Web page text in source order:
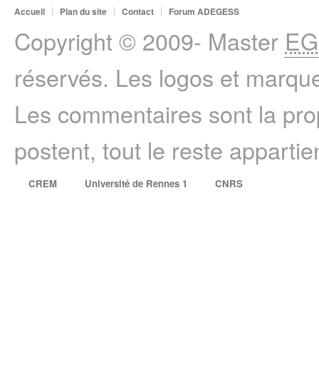
Accueil Plan du site Contact Forum ADEGESS
Copyright © 2009- Master
réservés. Les logos et
Les commentaires sont la
postent, tout le reste
CREM Université de Rennes 1 CNRS